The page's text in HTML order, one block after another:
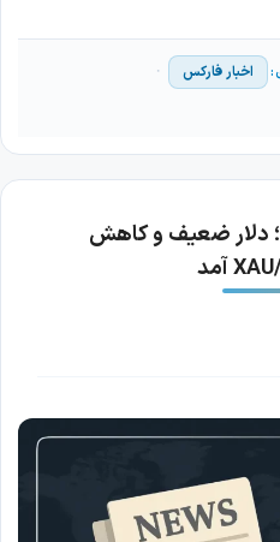
اخبار فارکس
قیمت طلا در آستانه NFP؛ دلار ضعیف و کاهش